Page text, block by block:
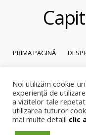
PRIMA PAGINĂ
©
Reproducerea integrală
pagină a site-ului este
Noi utilizăm cookie-
experiență de
a vizitelor tale
utilizarea tuturor
mai multe detalii clic